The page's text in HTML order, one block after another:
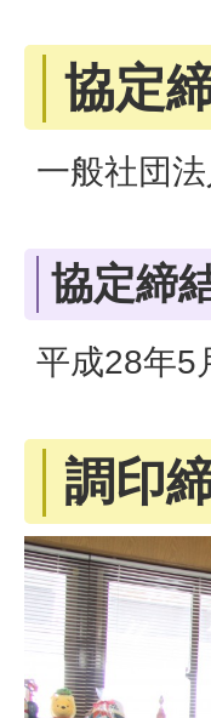
協定
一般社団
協定締
平成28年5
調印